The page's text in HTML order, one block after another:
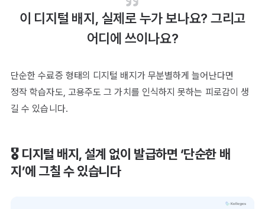
이 디지털 배지, 실제로 누가 보나요? 그리고
어디에 쓰이나요?
단순한 수료증 형태의 디지털 배지가 무분별하게 늘어난다면
정작 학습자도, 고용주도 그 가치를 인식하지 못하는 피로감이 생
길 수 있습니다.
🎖️ 디지털 배지, 설계 없이 발급하면 ‘단순한 배
지’에 그칠 수 있습니다